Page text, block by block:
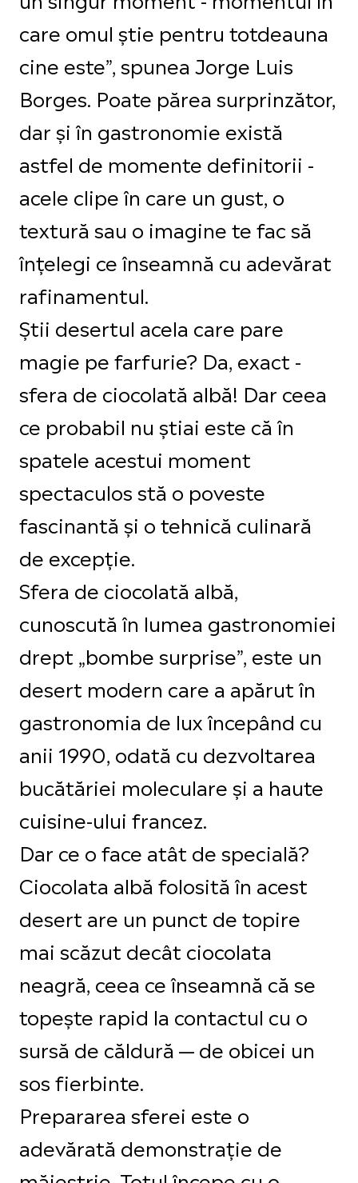
care omul știe pentru totdeauna
cine este”, spunea Jorge Luis
Borges. Poate părea surprinzător,
dar și în gastronomie există
astfel de momente definitorii -
acele clipe în care un gust, o
textură sau o imagine te fac să
înțelegi ce înseamnă cu adevărat
rafinamentul.
Știi desertul acela care pare
magie pe farfurie? Da, exact -
sfera de ciocolată albă! Dar ceea
ce probabil nu știai este că în
spatele acestui moment
spectaculos stă o poveste
fascinantă și o tehnică culinară
de excepție.
Sfera de ciocolată albă,
cunoscută în lumea gastronomiei
drept „bombe surprise”, este un
desert modern care a apărut în
gastronomia de lux începând cu
anii 1990, odată cu dezvoltarea
bucătăriei moleculare și a haute
cuisine-ului francez.
Dar ce o face atât de specială?
Ciocolata albă folosită în acest
desert are un punct de topire
mai scăzut decât ciocolata
neagră, ceea ce înseamnă că se
topește rapid la contactul cu o
sursă de căldură — de obicei un
sos fierbinte.
Prepararea sferei este o
adevărată demonstrație de